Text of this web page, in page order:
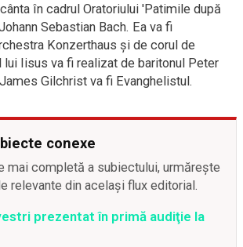
în cadrul Oratoriului 'Patimile după
Sebastian Bach. Ea va fi
Konzerthaus și de corul de
lui Iisus va fi realizat de baritonul Peter
Gilchrist va fi Evanghelistul.
conexe
mai completă a subiectului, urmărește
relevante din același flux editorial.
prezentat în primă audiţie la